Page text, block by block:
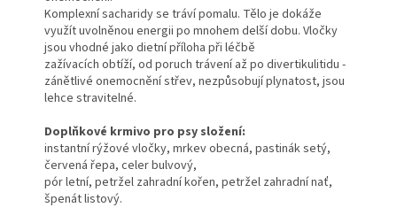
Komplexní sacharidy se tráví pomalu. Tělo je dokáže
využít uvolněnou energii po mnohem delší dobu. Vločky
jsou vhodné jako dietní příloha při léčbě
zažívacích obtíží, od poruch trávení až po divertikulitidu -
zánětlivé onemocnění střev, nezpůsobují plynatost, jsou
lehce stravitelné.
Doplňkové krmivo pro psy složení:
instantní rýžové vločky, mrkev obecná, pastinák setý,
červená řepa, celer bulvový,
pór letní, petržel zahradní kořen, petržel zahradní nať,
špenát listový.